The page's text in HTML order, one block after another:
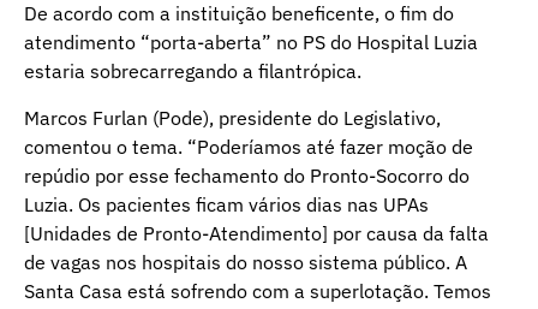
De acordo com a instituição beneficente, o fim do
atendimento “porta-aberta” no PS do Hospital Luzia
estaria sobrecarregando a filantrópica.
Marcos Furlan (Pode), presidente do Legislativo,
comentou o tema. “Poderíamos até fazer moção de
repúdio por esse fechamento do Pronto-Socorro do
Luzia. Os pacientes ficam vários dias nas UPAs
[Unidades de Pronto-Atendimento] por causa da falta
de vagas nos hospitais do nosso sistema público. A
Santa Casa está sofrendo com a superlotação. Temos